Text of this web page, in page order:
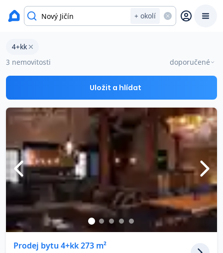
+ okolí
Prodat
Prodej s Reas.cz
Chytrý odhad ceny
Ceny prodaných nemovitostí
Okamžitý výkup
Přehled realitních makléřů
Co říkají naši zákazníci
Byty na prodej
Byty 4+kk na prodej v okresu Nový Jičín
4+kk
3 nemovitosti
doporučené
Uložit a hlídat
Prodej bytu 4+kk 273 m²